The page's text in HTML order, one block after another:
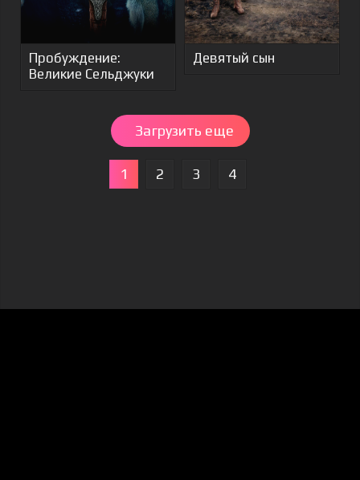
Пробуждение:
Великие Сельджуки
Девятый сын
Загрузить еще
1 2 3 4